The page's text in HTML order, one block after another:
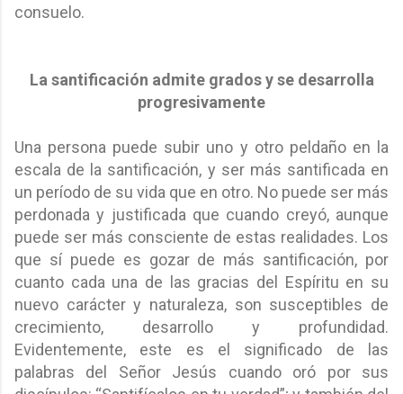
consuelo.
La santificación admite grados y se desarrolla
progresivamente
Una persona puede subir uno y otro peldaño en la
escala de la santificación, y ser más santificada en
un período de su vida que en otro. No puede ser más
perdonada y justificada que cuando creyó, aunque
puede ser más consciente de estas realidades. Los
que sí puede es gozar de más santificación, por
cuanto cada una de las gracias del Espíritu en su
nuevo carácter y naturaleza, son susceptibles de
crecimiento, desarrollo y profundidad.
Evidentemente, este es el significado de las
palabras del Señor Jesús cuando oró por sus